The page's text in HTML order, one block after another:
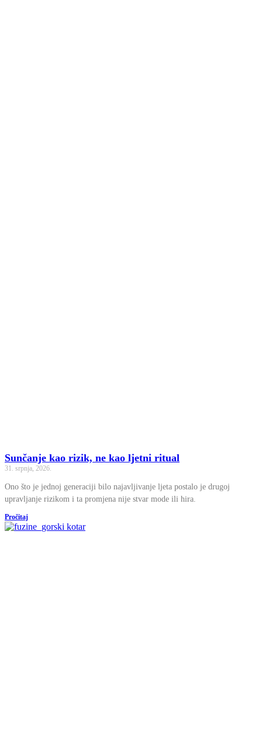
Sunčanje kao rizik, ne kao ljetni ritual
31. srpnja, 2026.
Ono što je jednoj generaciji bilo najavljivanje ljeta postalo je drugoj
upravljanje rizikom i ta promjena nije stvar mode ili hira.
Pročitaj